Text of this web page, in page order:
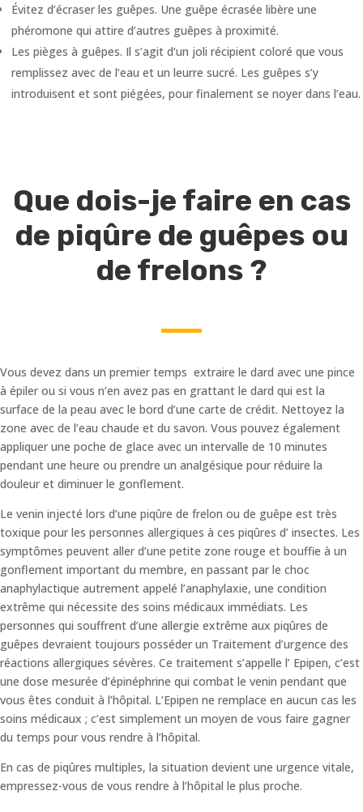
Évitez d’écraser les guêpes. Une guêpe écrasée libère une
phéromone qui attire d’autres guêpes à proximité.
Les pièges à guêpes. Il s’agit d’un joli récipient coloré que vous
remplissez avec de l’eau et un leurre sucré. Les guêpes s’y
introduisent et sont piégées, pour finalement se noyer dans l’eau.
Que dois-je faire en cas
de piqûre de guêpes ou
de frelons ?
Vous devez dans un premier temps extraire le dard avec une pince
à épiler ou si vous n’en avez pas en grattant le dard qui est la
surface de la peau avec le bord d’une carte de crédit. Nettoyez la
zone avec de l’eau chaude et du savon. Vous pouvez également
appliquer une poche de glace avec un intervalle de 10 minutes
pendant une heure ou prendre un analgésique pour réduire la
douleur et diminuer le gonflement.
Le venin injecté lors d’une piqûre de frelon ou de guêpe est très
toxique pour les personnes allergiques à ces piqûres d’ insectes. Les
symptômes peuvent aller d’une petite zone rouge et bouffie à un
gonflement important du membre, en passant par le choc
anaphylactique autrement appelé l’anaphylaxie, une condition
extrême qui nécessite des soins médicaux immédiats. Les
personnes qui souffrent d’une allergie extrême aux piqûres de
guêpes devraient toujours posséder un Traitement d’urgence des
réactions allergiques sévères. Ce traitement s’appelle l’ Epipen, c’est
une dose mesurée d’épinéphrine qui combat le venin pendant que
vous êtes conduit à l’hôpital. L’Epipen ne remplace en aucun cas les
soins médicaux ; c’est simplement un moyen de vous faire gagner
du temps pour vous rendre à l’hôpital.
En cas de piqûres multiples, la situation devient une urgence vitale,
empressez-vous de vous rendre à l’hôpital le plus proche.